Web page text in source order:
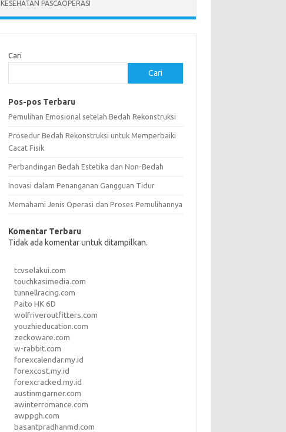
KESEHATAN PASCAOPERASI
Cari
Cari
Pos-pos Terbaru
Pemulihan Emosional setelah Bedah Rekonstruksi
Prosedur Bedah Rekonstruksi untuk Memperbaiki
Cacat Fisik
Perbandingan Bedah Estetika dan Non-Bedah
Inovasi dalam Penanganan Gangguan Tidur
Memahami Jenis Operasi dan Proses Pemulihannya
Komentar Terbaru
Tidak ada komentar untuk ditampilkan.
tcvselakui.com
touchkasimedia.com
tunnellracing.com
Paito HK 6D
wolfriveroutfitters.com
youzhieducation.com
zeckoware.com
w-rabbit.com
forexcalendar.my.id
forexcost.my.id
forexcracked.my.id
austinmgarner.com
awinterromance.com
awppgh.com
basantpradhanmd.com